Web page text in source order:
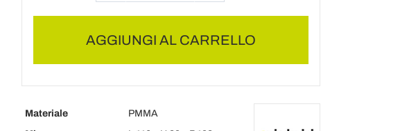
AGGIUNGI AL CARRELLO
Materiale
PMMA